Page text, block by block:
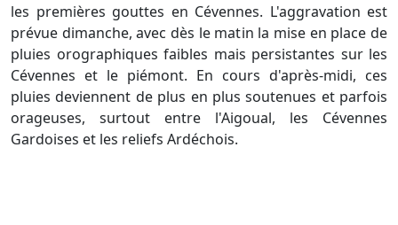
les premières gouttes en Cévennes. L'aggravation est
prévue dimanche, avec dès le matin la mise en place de
pluies orographiques faibles mais persistantes sur les
Cévennes et le piémont. En cours d'après-midi, ces
pluies deviennent de plus en plus soutenues et parfois
orageuses, surtout entre l'Aigoual, les Cévennes
Gardoises et les reliefs Ardéchois.